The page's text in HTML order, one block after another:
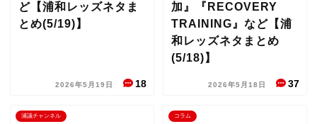
ど【浦和レッズネタま
とめ(5/19)】
2026年5月19日 18
加』『RECOVERY
TRAINING』など【浦
和レッズネタまとめ
(5/18)】
2026年5月18日 37
浦議チャンネル コラム